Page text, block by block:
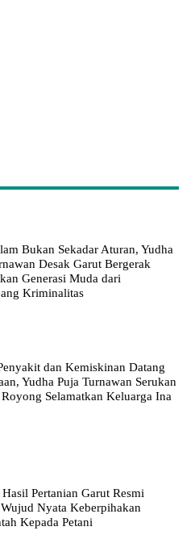
Bukan Sekadar Aturan, Yudha
Desak Garut Bergerak
Generasi Muda dari
Kriminalitas
dan Kemiskinan Datang
Yudha Puja Turnawan Serukan
Selamatkan Keluarga Ina
Pertanian Garut Resmi
Nyata Keberpihakan
Kepada Petani